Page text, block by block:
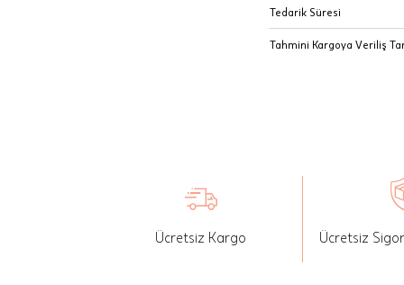
Tedarik Süresi
Tahmini Kargoya Veriliş
Ücretsiz Kargo Ücretsiz
seçilen
Önemli: